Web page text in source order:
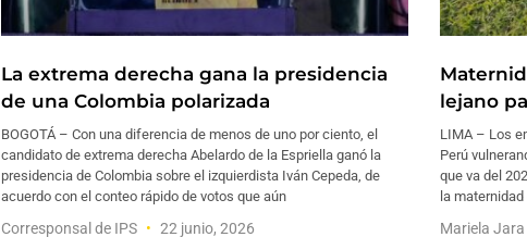
La extrema derecha gana la presidencia
de una Colombia polarizada
BOGOTÁ – Con una diferencia de menos de uno por ciento, el
candidato de extrema derecha Abelardo de la Espriella ganó la
presidencia de Colombia sobre el izquierdista Iván Cepeda, de
acuerdo con el conteo rápido de votos que aún
Corresponsal de IPS 22 junio, 2026
lejano
LIMA – Los
Perú
que va del
la
Mariela Jara